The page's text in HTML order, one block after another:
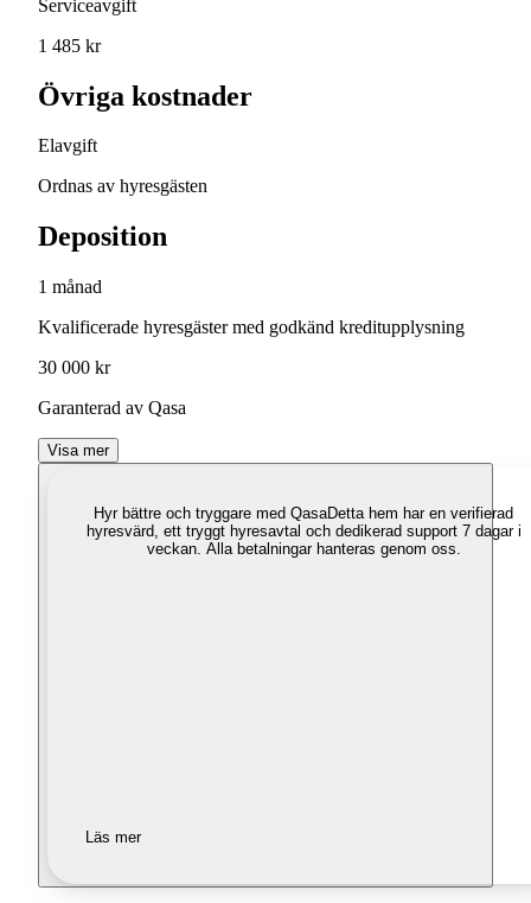
Serviceavgift
1 485 kr
Övriga kostnader
Elavgift
Ordnas av hyresgästen
Deposition
1 månad
Kvalificerade hyresgäster med godkänd kreditupplysning
30 000 kr
Garanterad av Qasa
Visa mer
Hyr bättre och tryggare med QasaDetta hem har en verifierad
hyresvärd, ett tryggt hyresavtal och dedikerad support 7 dagar i
veckan. Alla betalningar hanteras genom oss.
Läs mer